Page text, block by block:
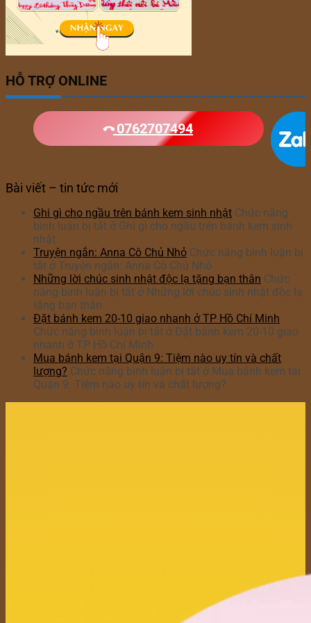
HỖ TRỢ ONLINE
0762707494
Bài viết – tin tức mới
Ghi gì cho ngầu trên bánh kem sinh nhật Chức năng
bình luận bị tắt ở Ghi gì cho ngầu trên bánh kem sinh
nhật
Truyện ngắn: Anna Cô Chủ Nhỏ Chức năng bình luận bị
tắt ở Truyện ngắn: Anna Cô Chủ Nhỏ
Những lời chúc sinh nhật độc lạ tặng bạn thân Chức
năng bình luận bị tắt ở Những lời chúc sinh nhật độc lạ
tặng bạn thân
Đặt bánh kem 20-10 giao nhanh ở TP Hồ Chí Minh
Chức năng bình luận bị tắt ở Đặt bánh kem 20-10 giao
nhanh ở TP Hồ Chí Minh
Mua bánh kem tại Quận 9: Tiệm nào uy tín và chất
lượng? Chức năng bình luận bị tắt ở Mua bánh kem tại
Quận 9: Tiệm nào uy tín và chất lượng?